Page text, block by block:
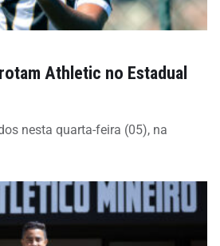
Athletic no Estadual
nesta quarta-feira (05), na